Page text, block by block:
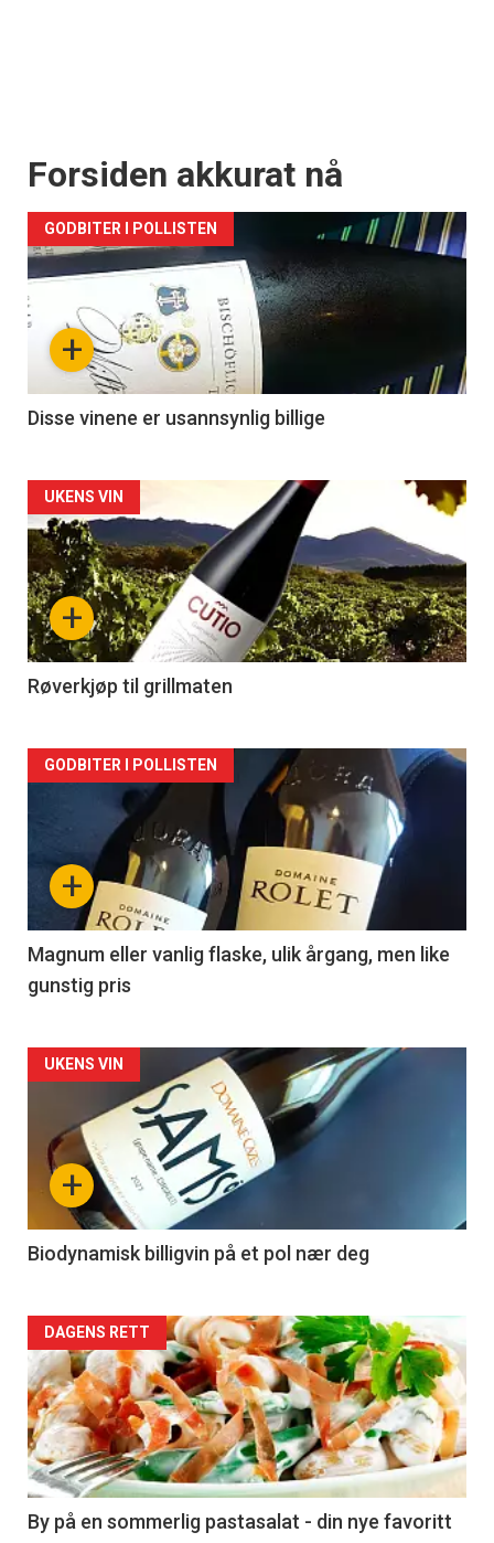
Forsiden akkurat nå
+
GODBITER I POLLISTEN
Disse vinene er usannsynlig billige
Forsiden
akkurat
nå
-
2
+
UKENS VIN
Røverkjøp til grillmaten
Forsiden
akkurat
nå
3
+
GODBITER I POLLISTEN
Magnum eller vanlig flaske, ulik årgang, men like
gunstig pris
Forsiden
akkurat
nå
4
+
UKENS VIN
Biodynamisk billigvin på et pol nær deg
Forsiden
akkurat
nå
-
5
DAGENS RETT
By på en sommerlig pastasalat - din nye favoritt